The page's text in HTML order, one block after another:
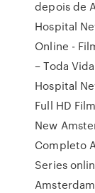
depois de
Hospital
Online -
– Toda
Hospital
Full HD
New
Completo
Series